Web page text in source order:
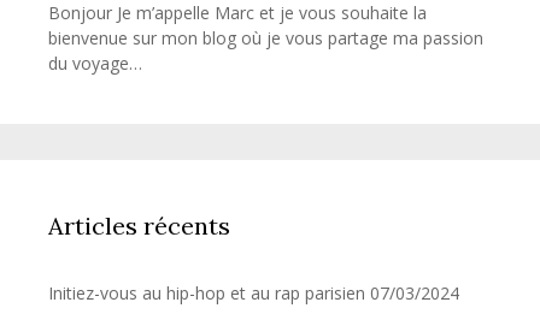
Bonjour Je m’appelle Marc et je vous souhaite la
bienvenue sur mon blog où je vous partage ma passion
du voyage…
Articles récents
Initiez-vous au hip-hop et au rap parisien 07/03/2024